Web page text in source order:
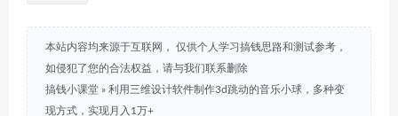
本站内容均来源于互联网， 仅供个人学习搞钱思路和测试参考，
如侵犯了您的合法权益，请与我们联系删除
搞钱小课堂 » 利用三维设计软件制作3d跳动的音乐小球，多种变
现方式，实现月入1万+